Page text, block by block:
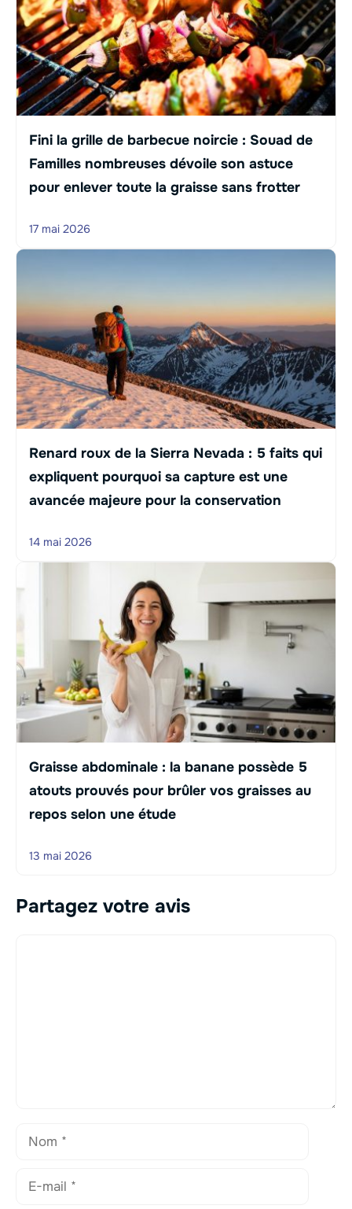
Fini la grille de barbecue noircie : Souad de
Familles nombreuses dévoile son astuce
pour enlever toute la graisse sans frotter
17 mai 2026
Renard roux de la Sierra Nevada : 5 faits qui
expliquent pourquoi sa capture est une
avancée majeure pour la conservation
14 mai 2026
Graisse abdominale : la banane possède 5
atouts prouvés pour brûler vos graisses au
repos selon une étude
13 mai 2026
Partagez votre avis
Nom